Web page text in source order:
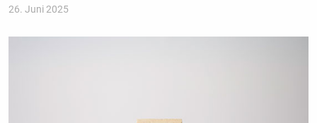
26. Juni 2025